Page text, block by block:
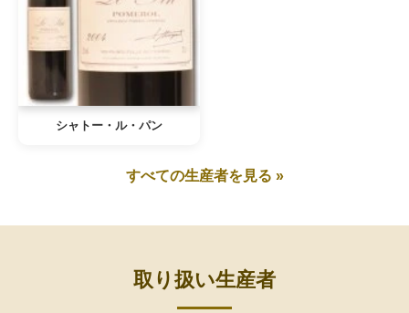
シャトー・ル・パン
すべての生産者を見る »
取り扱い生産者